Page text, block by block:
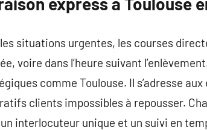
situations urgentes, les courses
voire dans l’heure suivant
comme Toulouse. Il s’adresse
clients impossibles à repousser.
interlocuteur unique et un suivi en